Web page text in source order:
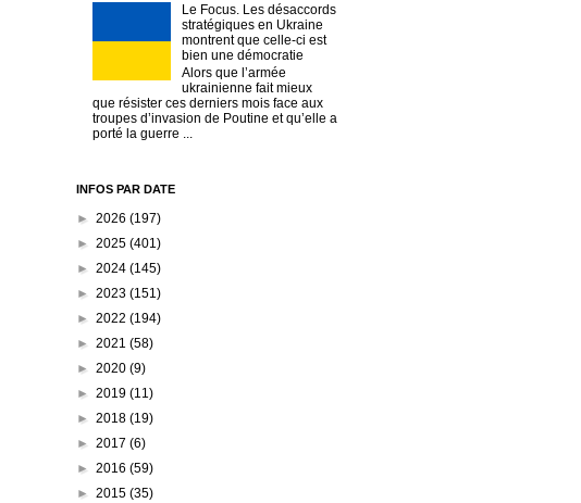
Le Focus. Les désaccords
stratégiques en Ukraine
montrent que celle-ci est
bien une démocratie
Alors que l’armée
ukrainienne fait mieux
que résister ces derniers mois face aux
troupes d’invasion de Poutine et qu’elle a
porté la guerre ...
INFOS PAR DATE
► 2026 (197)
► 2025 (401)
► 2024 (145)
► 2023 (151)
► 2022 (194)
► 2021 (58)
► 2020 (9)
► 2019 (11)
► 2018 (19)
► 2017 (6)
► 2016 (59)
► 2015 (35)